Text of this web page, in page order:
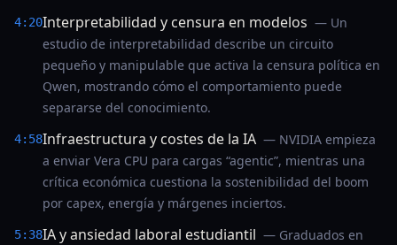
4:20Interpretabilidad y censura en modelos — Un
estudio de interpretabilidad describe un circuito
pequeño y manipulable que activa la censura política en
Qwen, mostrando cómo el comportamiento puede
separarse del conocimiento.
4:58Infraestructura y costes de la IA — NVIDIA empieza
a enviar Vera CPU para cargas “agentic”, mientras una
crítica económica cuestiona la sostenibilidad del boom
por capex, energía y márgenes inciertos.
5:38IA y ansiedad laboral estudiantil — Graduados en